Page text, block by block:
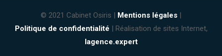
© 2021 Cabinet Osiris | Mentions légales |
Politique de confidentialité | Réalisation de sites Internet,
lagence.expert